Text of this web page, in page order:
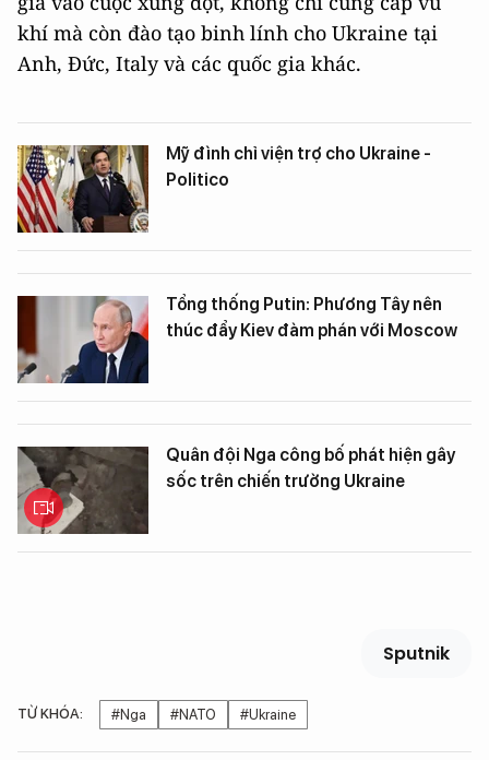
khí mà còn đào tạo binh lính cho Ukraine tại
Anh, Đức, Italy và các quốc gia khác.
Mỹ đình chỉ viện trợ cho Ukraine -
Politico
Tổng thống Putin: Phương Tây nên
thúc đẩy Kiev đàm phán với Moscow
Quân đội Nga công bố phát hiện gây
sốc trên chiến trường Ukraine
Sputnik
TỪ KHÓA: #Nga #NATO #Ukraine